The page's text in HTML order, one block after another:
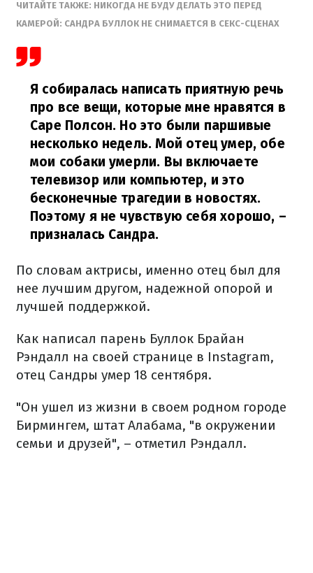
ЧИТАЙТЕ ТАКЖЕ: НИКОГДА НЕ БУДУ ДЕЛАТЬ ЭТО ПЕРЕД
КАМЕРОЙ: САНДРА БУЛЛОК НЕ СНИМАЕТСЯ В СЕКС-СЦЕНАХ
Я собиралась написать приятную речь
про все вещи, которые мне нравятся в
Саре Полсон. Но это были паршивые
несколько недель. Мой отец умер, обе
мои собаки умерли. Вы включаете
телевизор или компьютер, и это
бесконечные трагедии в новостях.
Поэтому я не чувствую себя хорошо, –
призналась Сандра.
По словам актрисы, именно отец был для
нее лучшим другом, надежной опорой и
лучшей поддержкой.
Как написал парень Буллок Брайан
Рэндалл на своей странице в Instagram,
отец Сандры умер 18 сентября.
"Он ушел из жизни в своем родном городе
Бирмингем, штат Алабама, "в окружении
семьи и друзей", – отметил Рэндалл.